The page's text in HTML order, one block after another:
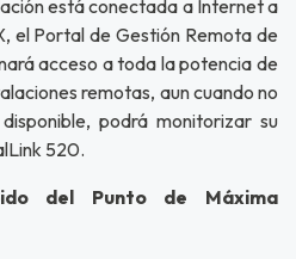
está conectada a Internet a
el Portal de Gestión Remota de
acceso a toda la potencia de
remotas, aun cuando no
podrá monitorizar su
520.
del Punto de Máxima